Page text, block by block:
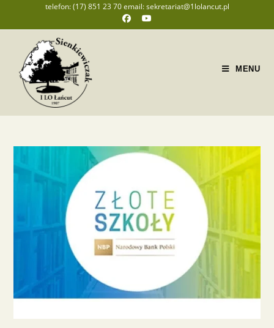
telefon: (17) 851 23 70 email: sekretariat@1lolancut.pl
MENU